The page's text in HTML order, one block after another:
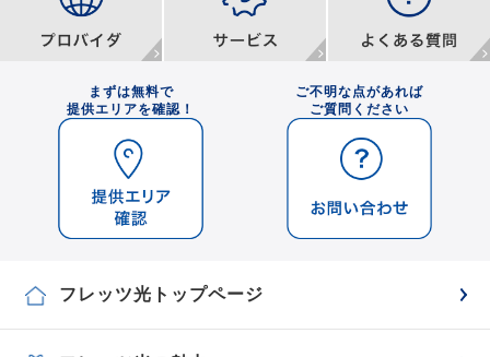
まずは無料で
提供エリアを確認！
ご不明な点があれば
ご質問ください
フレッツ光トップページ